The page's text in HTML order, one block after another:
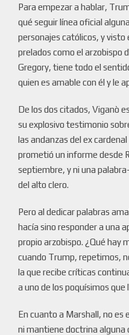
Para empezar a hablar,
qué seguir línea oficial
personajes católicos, y visto
prelados como el arzobispo
Gregory, tiene todo el
quien es amable con él y le
De los dos citados, Viganò
su explosivo testimonio
las andanzas del ex
prometió un informe desde
septiembre, y ni una
del alto clero.
Pero al dedicar palabras
hacía sino responder a una
propio arzobispo. ¿Qué hay
cuando Trump, repetimos,
la que recibe críticas
a uno de los poquísimos
En cuanto a Marshall, no
ni mantiene doctrina alguna